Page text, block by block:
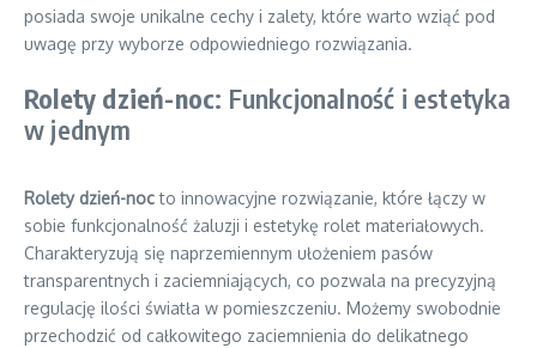
posiada swoje unikalne cechy i zalety, które warto wziąć pod
uwagę przy wyborze odpowiedniego rozwiązania.
Rolety dzień-noc: Funkcjonalność i estetyka
w jednym
Rolety dzień-nocto innowacyjne rozwiązanie, które łączy w
sobie funkcjonalność żaluzji i estetykę rolet materiałowych.
Charakteryzują się naprzemiennym ułożeniem pasów
transparentnych i zaciemniających, co pozwala na precyzyjną
regulację ilości światła w pomieszczeniu. Możemy swobodnie
przechodzić od całkowitego zaciemnienia do delikatnego